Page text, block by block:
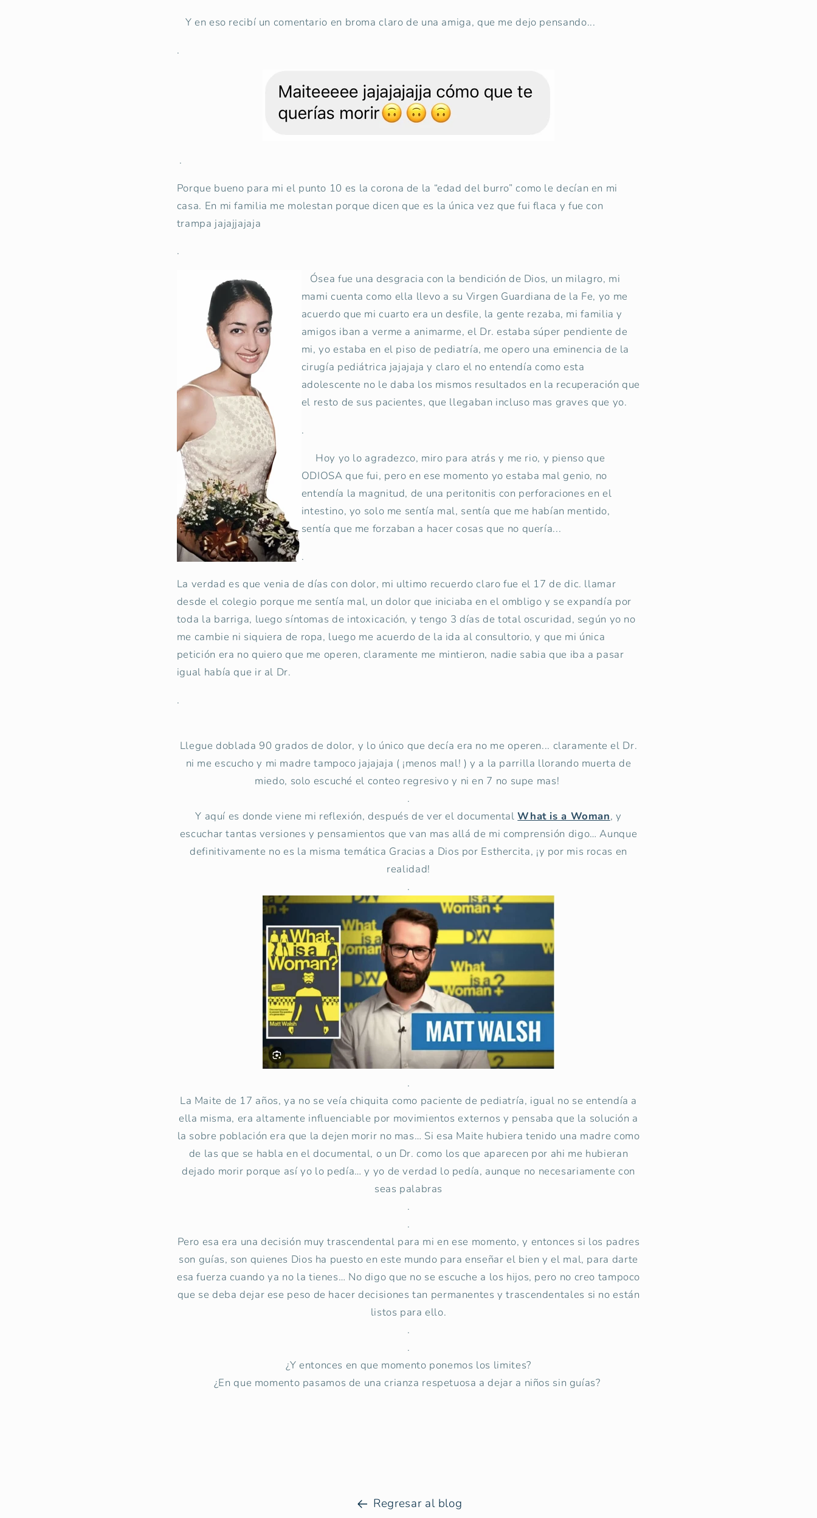
Y en eso recibí un comentario en broma claro de una amiga, que me dejo pensando...
.
.
Porque bueno para mi el punto 10 es la corona de la “edad del burro” como le decían en mi
casa. En mi familia me molestan porque dicen que es la única vez que fui flaca y fue con
trampa jajajjajaja
.
Ósea fue una desgracia con la bendición de Dios, un milagro, mi
mami cuenta como ella llevo a su Virgen Guardiana de la Fe, yo me
acuerdo que mi cuarto era un desfile, la gente rezaba, mi familia y
amigos iban a verme a animarme, el Dr. estaba súper pendiente de
mi, yo estaba en el piso de pediatría, me opero una eminencia de la
cirugía pediátrica jajajaja y claro el no entendía como esta
adolescente no le daba los mismos resultados en la recuperación que
el resto de sus pacientes, que llegaban incluso mas graves que yo.
.
Hoy yo lo agradezco, miro para atrás y me rio, y pienso que
ODIOSA que fui, pero en ese momento yo estaba mal genio, no
entendía la magnitud, de una peritonitis con perforaciones en el
intestino, yo solo me sentía mal, sentía que me habían mentido,
sentía que me forzaban a hacer cosas que no quería...
.
La verdad es que venia de días con dolor, mi ultimo recuerdo claro fue el 17 de dic. llamar
desde el colegio porque me sentía mal, un dolor que iniciaba en el ombligo y se expandía por
toda la barriga, luego síntomas de intoxicación, y tengo 3 días de total oscuridad, según yo no
me cambie ni siquiera de ropa, luego me acuerdo de la ida al consultorio, y que mi única
petición era no quiero que me operen, claramente me mintieron, nadie sabia que iba a pasar
igual había que ir al Dr.
.
Llegue doblada 90 grados de dolor, y lo único que decía era no me operen... claramente el Dr.
ni me escucho y mi madre tampoco jajajaja ( ¡menos mal! ) y a la parrilla llorando muerta de
miedo, solo escuché el conteo regresivo y ni en 7 no supe mas!
.
Y aquí es donde viene mi reflexión, después de ver el documentalWhat is a Woman, y
escuchar tantas versiones y pensamientos que van mas allá de mi comprensión digo… Aunque
definitivamente no es la misma temática Gracias a Dios por Esthercita, ¡y por mis rocas en
realidad!
.
.
La Maite de 17 años, ya no se veía chiquita como paciente de pediatría, igual no se entendía a
ella misma, era altamente influenciable por movimientos externos y pensaba que la solución a
la sobre población era que la dejen morir no mas… Si esa Maite hubiera tenido una madre como
de las que se habla en el documental, o un Dr. como los que aparecen por ahi me hubieran
dejado morir porque así yo lo pedía… y yo de verdad lo pedía, aunque no necesariamente con
seas palabras
.
.
Pero esa era una decisión muy trascendental para mi en ese momento, y entonces si los padres
son guías, son quienes Dios ha puesto en este mundo para enseñar el bien y el mal, para darte
esa fuerza cuando ya no la tienes… No digo que no se escuche a los hijos, pero no creo tampoco
que se deba dejar ese peso de hacer decisiones tan permanentes y trascendentales si no están
listos para ello.
.
.
¿Y entonces en que momento ponemos los limites?
¿En que momento pasamos de una crianza respetuosa a dejar a niños sin guías?
Regresar al blog